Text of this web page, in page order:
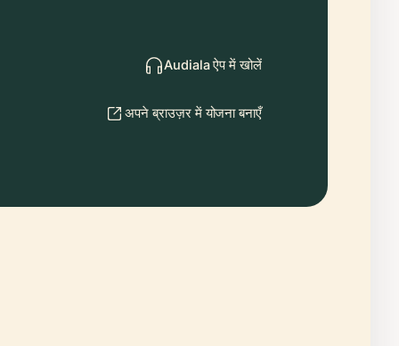
Audiala ऐप में खोलें
अपने ब्राउज़र में योजना बनाएँ